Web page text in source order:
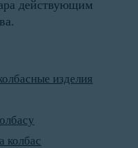
действующим
изделия
колбас